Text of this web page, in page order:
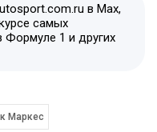
в Max,
самых
Формуле 1 и других
Маркес